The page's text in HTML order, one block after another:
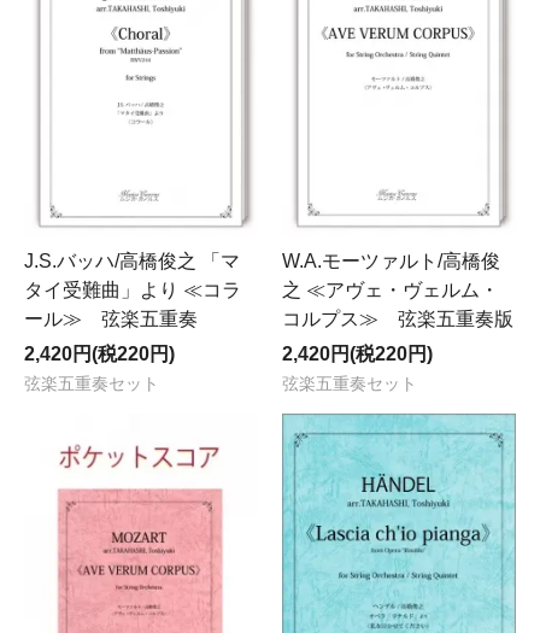
J.S.バッハ/高橋俊之 「マ
タイ受難曲」より ≪コラ
ール≫ 弦楽五重奏
2,420円(税220円)
弦楽五重奏セット
W.A.モーツァルト/高橋俊
之 ≪アヴェ・ヴェルム・
コルプス≫ 弦楽五重奏版
2,420円(税220円)
弦楽五重奏セット